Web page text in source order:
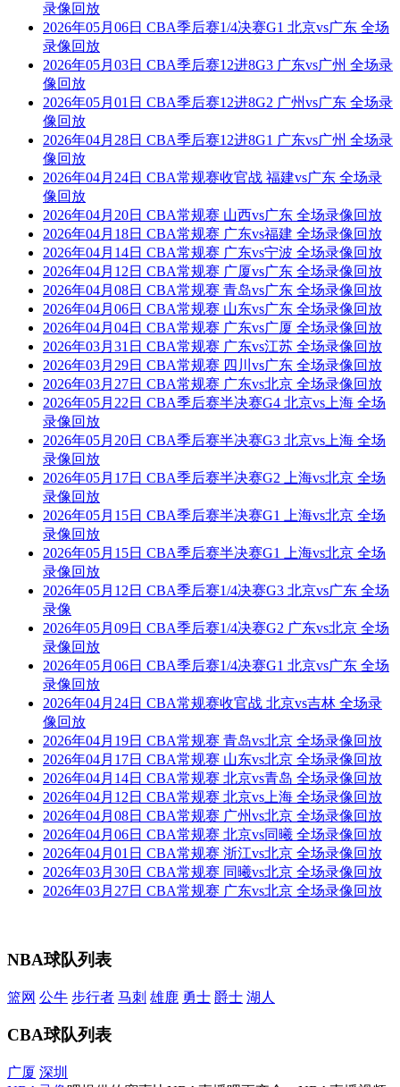
录像回放
2026年05月06日 CBA季后赛1/4决赛G1 北京vs广东 全场
录像回放
2026年05月03日 CBA季后赛12进8G3 广东vs广州 全场录
像回放
2026年05月01日 CBA季后赛12进8G2 广州vs广东 全场录
像回放
2026年04月28日 CBA季后赛12进8G1 广东vs广州 全场录
像回放
2026年04月24日 CBA常规赛收官战 福建vs广东 全场录
像回放
2026年04月20日 CBA常规赛 山西vs广东 全场录像回放
2026年04月18日 CBA常规赛 广东vs福建 全场录像回放
2026年04月14日 CBA常规赛 广东vs宁波 全场录像回放
2026年04月12日 CBA常规赛 广厦vs广东 全场录像回放
2026年04月08日 CBA常规赛 青岛vs广东 全场录像回放
2026年04月06日 CBA常规赛 山东vs广东 全场录像回放
2026年04月04日 CBA常规赛 广东vs广厦 全场录像回放
2026年03月31日 CBA常规赛 广东vs江苏 全场录像回放
2026年03月29日 CBA常规赛 四川vs广东 全场录像回放
2026年03月27日 CBA常规赛 广东vs北京 全场录像回放
2026年05月22日 CBA季后赛半决赛G4 北京vs上海 全场
录像回放
2026年05月20日 CBA季后赛半决赛G3 北京vs上海 全场
录像回放
2026年05月17日 CBA季后赛半决赛G2 上海vs北京 全场
录像回放
2026年05月15日 CBA季后赛半决赛G1 上海vs北京 全场
录像回放
2026年05月15日 CBA季后赛半决赛G1 上海vs北京 全场
录像回放
2026年05月12日 CBA季后赛1/4决赛G3 北京vs广东 全场
录像
2026年05月09日 CBA季后赛1/4决赛G2 广东vs北京 全场
录像回放
2026年05月06日 CBA季后赛1/4决赛G1 北京vs广东 全场
录像回放
2026年04月24日 CBA常规赛收官战 北京vs吉林 全场录
像回放
2026年04月19日 CBA常规赛 青岛vs北京 全场录像回放
2026年04月17日 CBA常规赛 山东vs北京 全场录像回放
2026年04月14日 CBA常规赛 北京vs青岛 全场录像回放
2026年04月12日 CBA常规赛 北京vs上海 全场录像回放
2026年04月08日 CBA常规赛 广州vs北京 全场录像回放
2026年04月06日 CBA常规赛 北京vs同曦 全场录像回放
2026年04月01日 CBA常规赛 浙江vs北京 全场录像回放
2026年03月30日 CBA常规赛 同曦vs北京 全场录像回放
2026年03月27日 CBA常规赛 广东vs北京 全场录像回放
NBA球队列表
篮网 公牛 步行者 马刺 雄鹿 勇士 爵士 湖人
CBA球队列表
广厦 深圳